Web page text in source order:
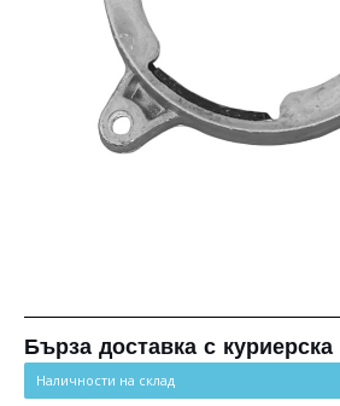
Бърза доставка с
Наличности на склад